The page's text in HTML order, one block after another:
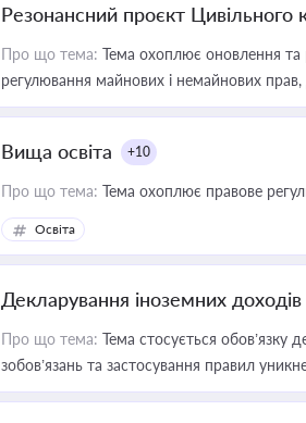
Резонансний проєкт Цивільного
Про що тема: Тема охоплює оновлення та
регулювання майнових і немайнових прав,
Вища освіта +10
Про що тема: Тема охоплює правове
Освіта
Декларування іноземних доходів
Про що тема: Тема стосується обов’язку
зобов’язань та застосування правил